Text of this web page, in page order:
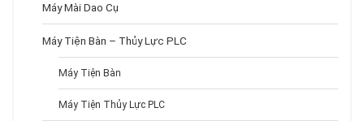
Máy Mài Dao Cụ
Máy Tiện Bàn – Thủy Lực PLC
Máy Tiện Bàn
Máy Tiện Thủy Lực PLC